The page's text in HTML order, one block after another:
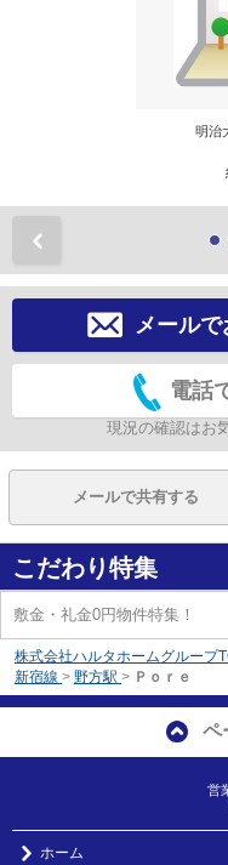
明治
メール
電話
現況の確認はお
メールで共有する
こだわり特集
敷金・礼金0円物件特集！
株式会社ハルタホームグループ
新宿線 > 野方駅 > Ｐｏｒｅ
ペ
営
ホーム